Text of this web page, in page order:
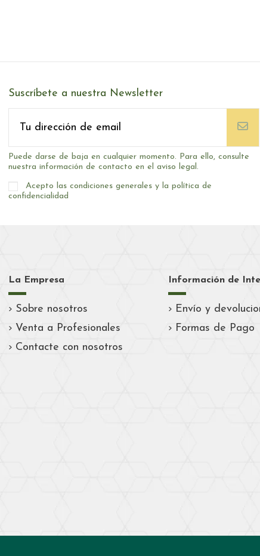
Suscríbete a nuestra Newsletter
Puede darse de baja en cualquier momento. Para ello, consulte
nuestra información de contacto en el aviso legal.
Acepto las condiciones generales y la política de
confidencialidad
La Empresa
Sobre nosotros
Venta a Profesionales
Contacte con nosotros
Información de
Envío y
Formas de Pago